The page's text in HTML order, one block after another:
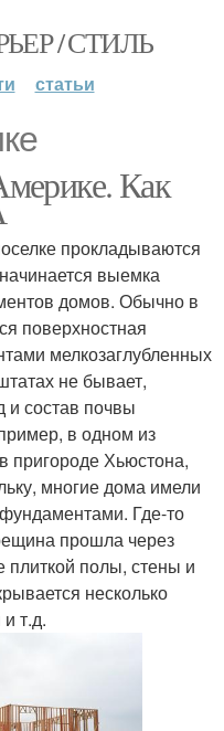
/ СТИЛЬ
статьи
Как
прокладываются
выемка
домов. Обычно в
поверхностная
мелкозаглубленных
не бывает,
и состав почвы
в одном из
пригороде Хьюстона,
многие дома имели
Где-то
прошла через
полы, стены и
несколько
т.д.